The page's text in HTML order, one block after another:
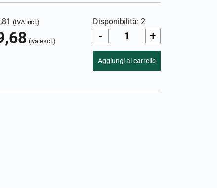
(IVA incl.)
(iva escl.)
Disponibilità: 2
- +
Aggiungi al carrello